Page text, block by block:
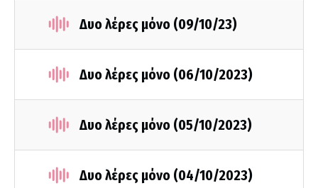
Δυο λέρες μόνο (09/10/23)
Δυο λέρες μόνο (06/10/2023)
Δυο λέρες μόνο (05/10/2023)
Δυο λέρες μόνο (04/10/2023)